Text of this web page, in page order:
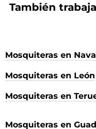
También
Mosquiteras en
Mosquiteras en León
Mosquiteras en
Mosquiteras en